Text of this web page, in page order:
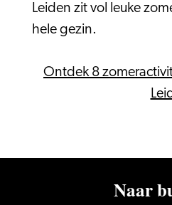
Leiden zit vol leuke
hele gezin.
Ontdek 8
Naar